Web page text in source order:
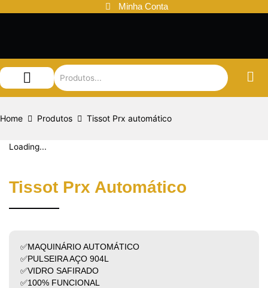
Minha Conta
Home Produtos Tissot Prx automático
Loading...
Tissot Prx Automático
✅MAQUINÁRIO AUTOMÁTICO
✅PULSEIRA AÇO 904L
✅VIDRO SAFIRADO
✅100% FUNCIONAL